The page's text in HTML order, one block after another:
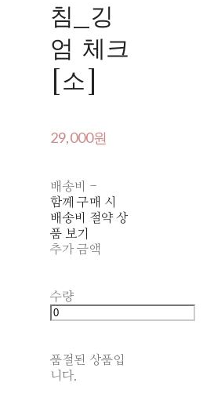
침_깅
엄 체크
[소]
29,000원
배송비 -
함께 구매 시
배송비 절약 상
품 보기
추가 금액
수량
품절된 상품입
니다.